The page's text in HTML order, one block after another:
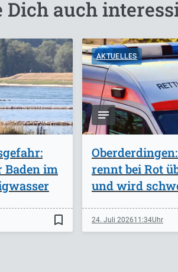
Dich auch
Baden im
bookmark_border
AKTUELLES
rennt bei Rot
und wird
24. Juli 202611:34